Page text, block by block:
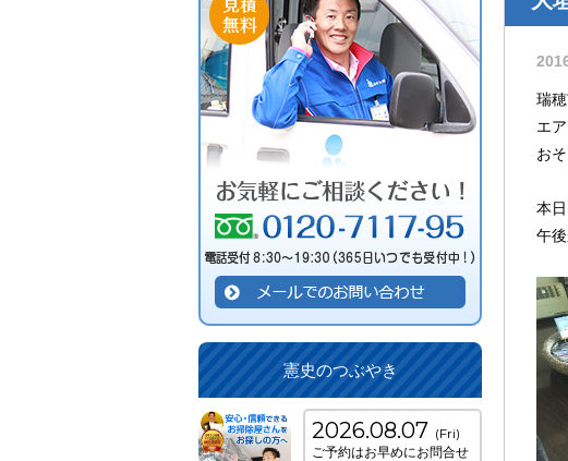
瑞
エ
お
本
午
憲史のつぶやき
2026.08.07 (Fri)
ご予約はお早めにお問合せ